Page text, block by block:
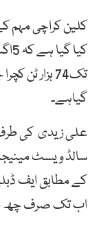
کلین کراچی مہم
تک74 ہزار
گیاہے۔
علی زیدی کی
سالڈ ویسٹ
کے مطابق ایف
اب تک صرف چھ